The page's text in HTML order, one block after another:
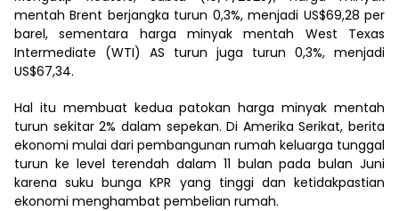
mentah Brent berjangka turun 0,3%, menjadi US$69,28 per
barel, sementara harga minyak mentah West Texas
Intermediate (WTI) AS turun juga turun 0,3%, menjadi
US$67,34.
Hal itu membuat kedua patokan harga minyak mentah
turun sekitar 2% dalam sepekan. Di Amerika Serikat, berita
ekonomi mulai dari pembangunan rumah keluarga tunggal
turun ke level terendah dalam 11 bulan pada bulan Juni
karena suku bunga KPR yang tinggi dan ketidakpastian
ekonomi menghambat pembelian rumah.